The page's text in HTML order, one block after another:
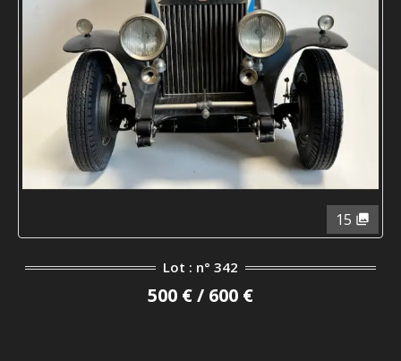
15
Lot : n° 342
500 € / 600 €